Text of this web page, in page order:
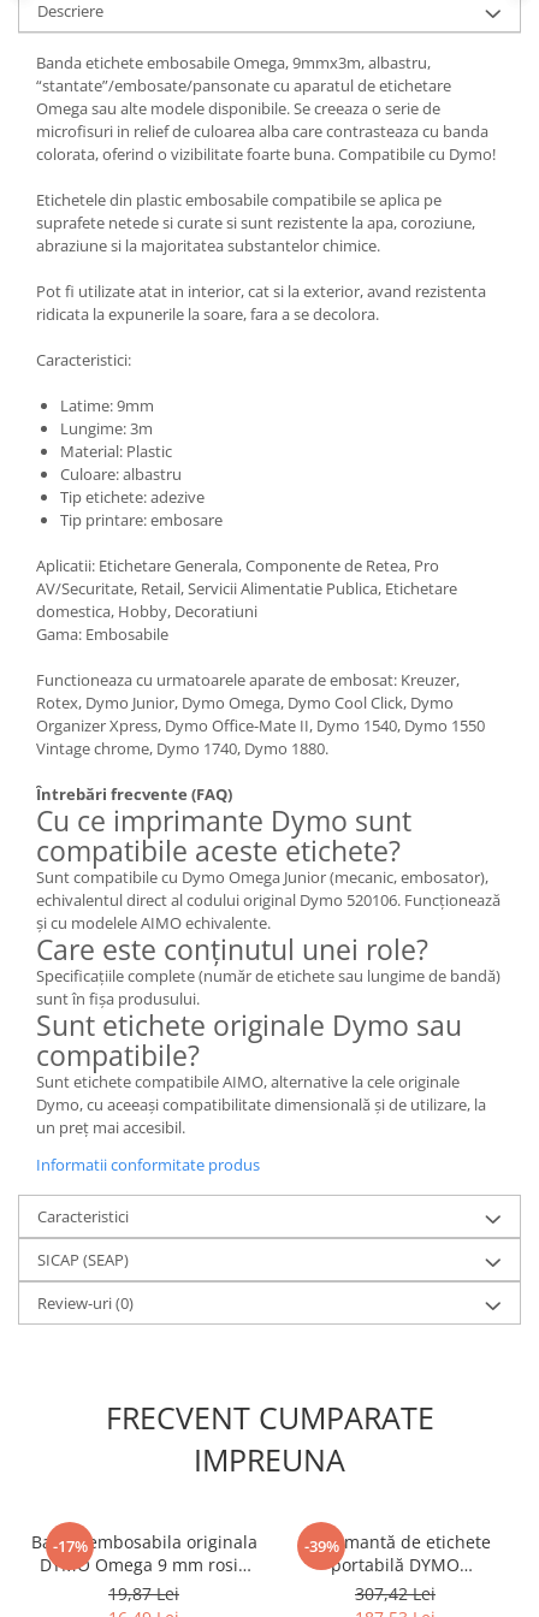
Descriere
Banda etichete embosabile Omega, 9mmx3m, albastru,
“stantate”/embosate/pansonate cu aparatul de etichetare
Omega sau alte modele disponibile. Se creeaza o serie de
microfisuri in relief de culoarea alba care contrasteaza cu banda
colorata, oferind o vizibilitate foarte buna. Compatibile cu Dymo!
Etichetele din plastic embosabile compatibile se aplica pe
suprafete netede si curate si sunt rezistente la apa, coroziune,
abraziune si la majoritatea substantelor chimice.
Pot fi utilizate atat in interior, cat si la exterior, avand rezistenta
ridicata la expunerile la soare, fara a se decolora.
Caracteristici:
Latime: 9mm
Lungime: 3m
Material: Plastic
Culoare: albastru
Tip etichete: adezive
Tip printare: embosare
Aplicatii: Etichetare Generala, Componente de Retea, Pro
AV/Securitate, Retail, Servicii Alimentatie Publica, Etichetare
domestica, Hobby, Decoratiuni
Gama: Embosabile
Functioneaza cu urmatoarele aparate de embosat: Kreuzer,
Rotex, Dymo Junior, Dymo Omega, Dymo Cool Click, Dymo
Organizer Xpress, Dymo Office-Mate II, Dymo 1540, Dymo 1550
Vintage chrome, Dymo 1740, Dymo 1880.
Întrebări frecvente (FAQ)
Cu ce imprimante Dymo sunt
compatibile aceste etichete?
Sunt compatibile cu Dymo Omega Junior (mecanic, embosator),
echivalentul direct al codului original Dymo 520106. Funcționează
și cu modelele AIMO echivalente.
Care este conținutul unei role?
Specificațiile complete (număr de etichete sau lungime de bandă)
sunt în fișa produsului.
Sunt etichete originale Dymo sau
compatibile?
Sunt etichete compatibile AIMO, alternative la cele originale
Dymo, cu aceeași compatibilitate dimensională și de utilizare, la
un preț mai accesibil.
Informatii conformitate produs
Caracteristici
SICAP (SEAP)
Review-uri(0)
FRECVENT CUMPARATE
IMPREUNA
-17%
Banda embosabila originala
DYMO Omega 9 mm rosie
pentru identificare vizibila,
avertizare si organizare
19,87 Lei
-39%
Imprimantă de etichete
portabilă DYMO
LabelManager 160 cu
tastatură QWERTY pentru
307,42 Lei